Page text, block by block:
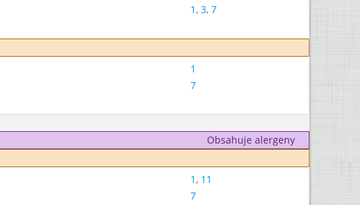
1, 3, 7
1
7
Obsahuje alergeny
1, 11
7